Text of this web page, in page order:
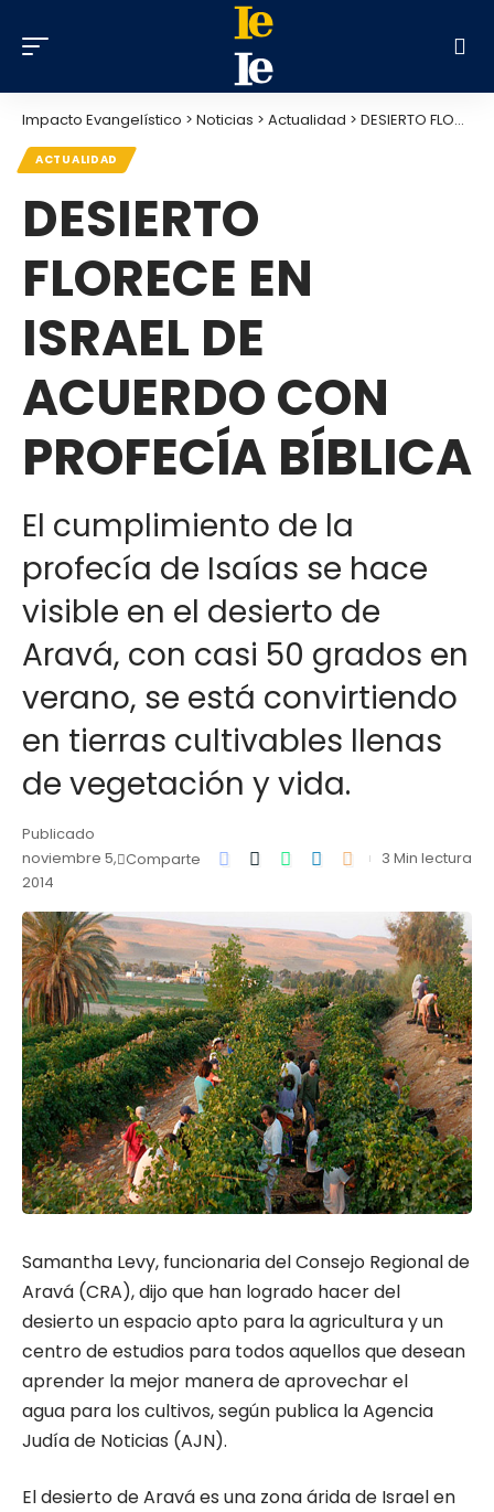
Impacto Evangelístico > Noticias > Actualidad > DESIERTO FLORECE EN ISRAEL DE ACUERDO CON PROFECÍA BÍBLICA
ACTUALIDAD
DESIERTO
FLORECE EN
ISRAEL DE
ACUERDO CON
PROFECÍA BÍBLICA
El cumplimiento de la
profecía de Isaías se hace
visible en el desierto de
Aravá, con casi 50 grados en
verano, se está convirtiendo
en tierras cultivables llenas
de vegetación y vida.
Publicado
noviembre 5,
2014
Comparte 3 Min lectura
Samantha Levy, funcionaria del Consejo Regional de
Aravá (CRA), dijo que han logrado hacer del
desierto un espacio apto para la agricultura y un
centro de estudios para todos aquellos que desean
aprender la mejor manera de aprovechar el
agua para los cultivos, según publica la Agencia
Judía de Noticias (AJN).
El desierto de Aravá es una zona árida de Israel en